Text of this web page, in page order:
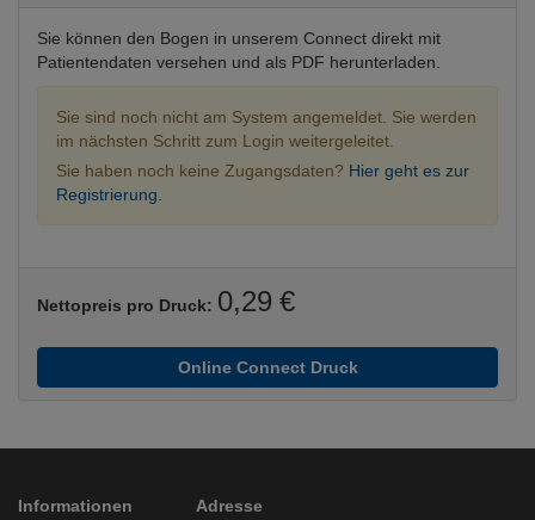
Sie können den Bogen in unserem Connect direkt mit
Patientendaten versehen und als PDF herunterladen.
Sie sind noch nicht am System angemeldet. Sie werden
im nächsten Schritt zum Login weitergeleitet.
Sie haben noch keine Zugangsdaten? Hier geht es zur
Registrierung.
Nettopreis pro Druck: 0,29 €
Online Connect Druck
Informationen Adresse